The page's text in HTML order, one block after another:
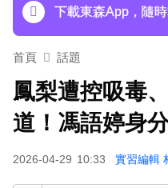
下載東森App，隨
首頁 話題
鳳梨遭控吸毒
道！馮語婷身
2026-04-29 10:33 實習編輯